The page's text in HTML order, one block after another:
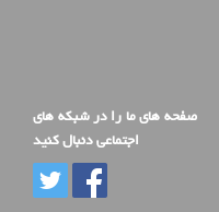
صفحه های ما را در شبکه های
اجتماعی دنبال کنید